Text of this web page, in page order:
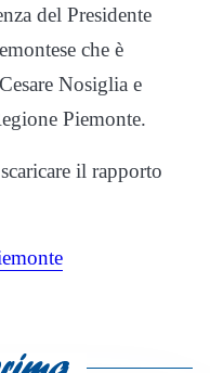
del Presidente
che è
Nosiglia e
Piemonte.
il rapporto